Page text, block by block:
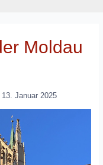
Moldau
13. Januar 2025